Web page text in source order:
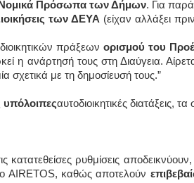
Πρόσωπα των Δήμων. Για
των ΔΕΥΑ (είχαν αλλάξει
πράξεωνορισμού του
η ανάρτησή τους στη Διαύγεια.
σχετικά με τη δημοσίευσή τους.”
υπόλοιπεςαυτοδιοικητικές διατάξεις,
κατατεθείσες ρυθμίσεις
AIRETOS, καθώς αποτελούν